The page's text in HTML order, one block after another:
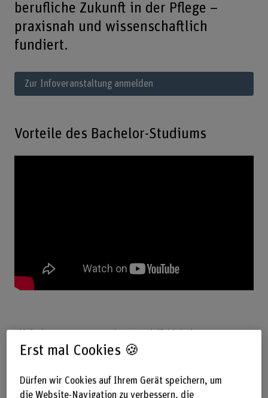
berufliche Zukunft in der Pflege –
praxisnah und wissenschaftlich
fundiert.
Zur Infoveranstaltung anmelden
Vorteile des Bachelor-Studiums
Klinisches Assessment: Ihre Spezialfähigkeit
In der Pflege sind schnelle, korrekte und wissenschaftlich
gestützte Entscheide gefragt. Dank dem Bachelor-Studium
den Gesundheitszustand einzuschätzen und korrekte
Erst mal Cookies 🍪
Dürfen wir Cookies auf Ihrem Gerät speichern, um
die Website-Navigation zu verbessern, die